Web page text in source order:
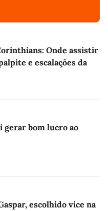
Onde assistir
e escalações da
gerar bom lucro ao
escolhido vice na